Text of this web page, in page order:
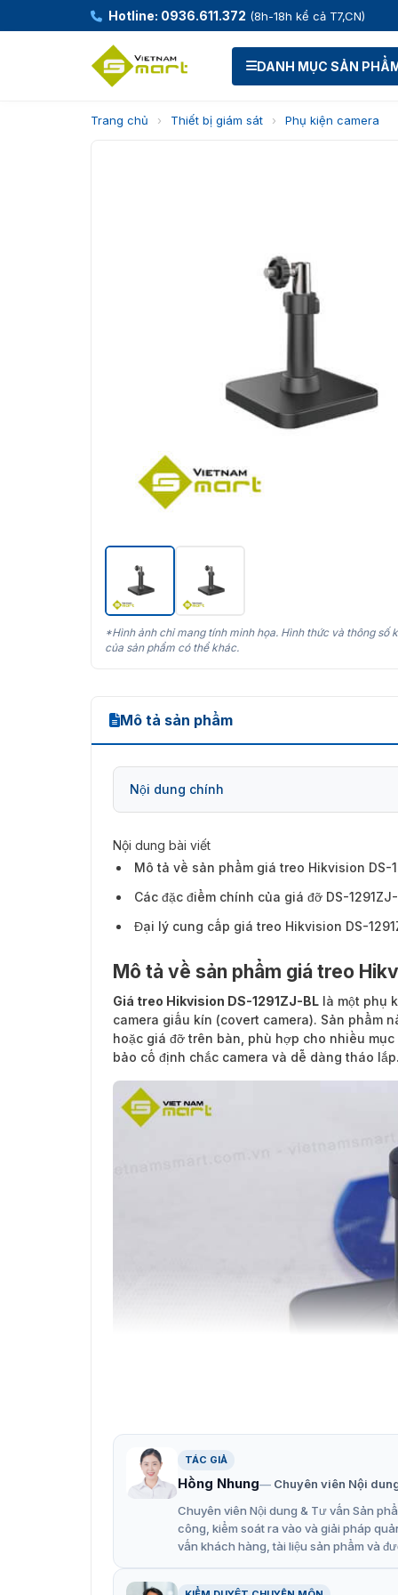
Hotline: 0936.611.372 (8h-18h kể cả T7,CN)
DANH MỤC SẢN
Trang chủ › Thiết bị giám sát › Phụ kiện camera
*Hình ảnh chỉ mang tính minh họa. Hình thức và thông số
của sản phẩm có thể khác.
Mô tả sản phẩm
Nội dung chính
Nội dung bài viết
Mô tả về sản phẩm giá treo Hikvision DS-
Các đặc điểm chính của giá đỡ DS-
Đại lý cung cấp giá treo Hikvision DS-
Mô tả về sản phẩm giá treo
Giá treo Hikvision DS-1291ZJ-BL là một phụ
camera giấu kín (covert camera). Sản phẩm
hoặc giá đỡ trên bàn, phù hợp cho nhiều
bảo cố định chắc camera và dễ dàng tháo lắp.
Giá treo cho
Các đặc điểm chính của giá đỡ
Hikvision DS-1291ZJ-BL được làm từ nhựa
gian dài. Với màu đen sang trọng và kiểu
TÁC GIẢ
Hồng Nhung
Chuyên viên Nội
Chuyên viên Nội dung & Tư vấn Sản
công, kiểm soát ra vào và giải pháp
vấn khách hàng, tài liệu sản phẩm và